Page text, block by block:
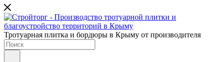
Тротуарная плитка и бордюры в Крыму от производителя